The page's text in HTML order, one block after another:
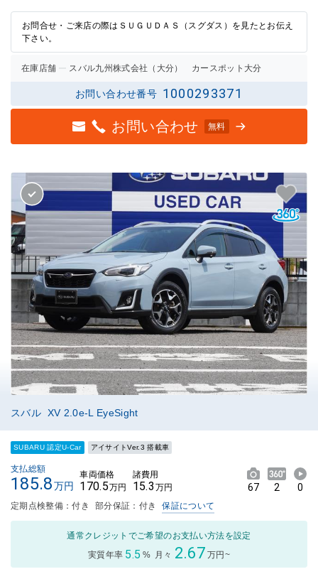
お問合せ・ご来店の際はＳＵＧＵＤＡＳ（スグダス）を見たとお伝え
下さい。
在庫店舗 スバル九州株式会社（大分） カースポット大分
お問い合わせ番号 1000293371
お問い合わせ 無料
スバル XV 2.0e-L EyeSight
SUBARU 認定U-Car アイサイトVer.3 搭載車
支払総額
185.8万円
車両価格
170.5万円
諸費用
15.3 万円 67 2 0
定期点検整備：付き 部分保証：付き 保証について
通常クレジットでご希望のお支払い方法を設定
実質年率 5.5 % 月々 2.67 万円~